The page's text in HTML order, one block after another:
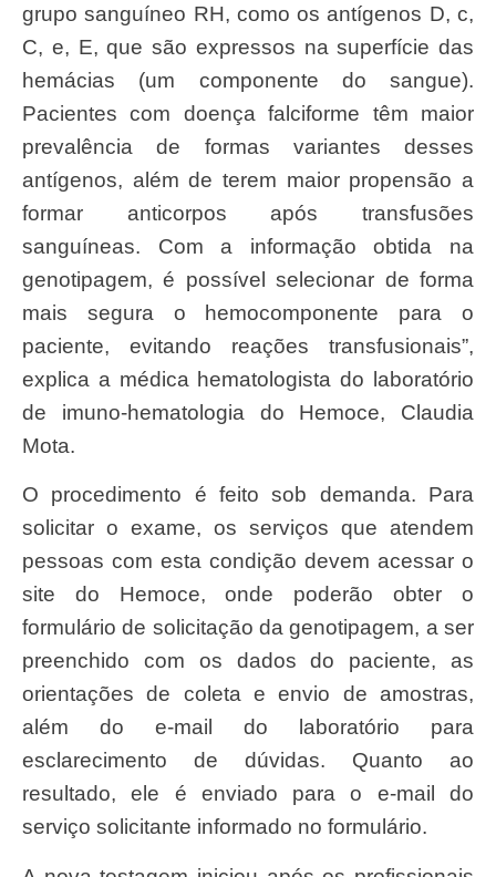
grupo sanguíneo RH, como os antígenos D, c,
C, e, E, que são expressos na superfície das
hemácias (um componente do sangue).
Pacientes com doença falciforme têm maior
prevalência de formas variantes desses
antígenos, além de terem maior propensão a
formar anticorpos após transfusões
sanguíneas. Com a informação obtida na
genotipagem, é possível selecionar de forma
mais segura o hemocomponente para o
paciente, evitando reações transfusionais”,
explica a médica hematologista do laboratório
de imuno-hematologia do Hemoce, Claudia
Mota.
O procedimento é feito sob demanda. Para
solicitar o exame, os serviços que atendem
pessoas com esta condição devem acessar o
site do Hemoce, onde poderão obter o
formulário de solicitação da genotipagem, a ser
preenchido com os dados do paciente, as
orientações de coleta e envio de amostras,
além do e-mail do laboratório para
esclarecimento de dúvidas. Quanto ao
resultado, ele é enviado para o e-mail do
serviço solicitante informado no formulário.